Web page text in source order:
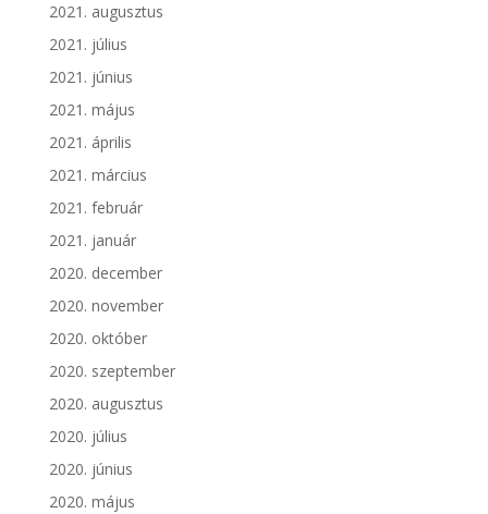
2021. augusztus
2021. július
2021. június
2021. május
2021. április
2021. március
2021. február
2021. január
2020. december
2020. november
2020. október
2020. szeptember
2020. augusztus
2020. július
2020. június
2020. május